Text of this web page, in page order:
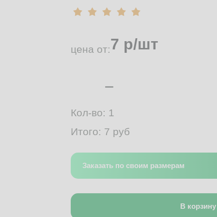
цена от:7 р/шт
Кол-во: 1
Итого: 7 руб
Заказать по своим размерам
В корзину